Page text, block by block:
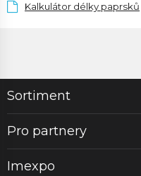
Kalkulátor délky paprsků
Sortiment
Pro partnery
Imexpo